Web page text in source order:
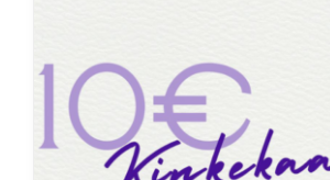
teha
tootelehel.